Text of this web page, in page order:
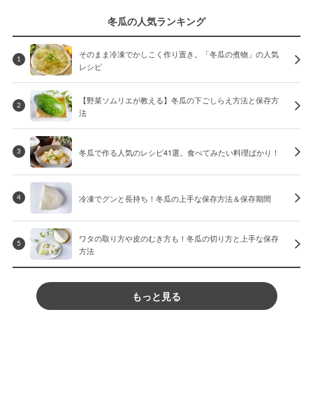
冬瓜の人気ランキング
1
そのまま冷凍でかしこく作り置き。「冬瓜の煮物」の人気
レシピ
2
【野菜ソムリエが教える】冬瓜の下ごしらえ方法と保存方
法
3 冬瓜で作る人気のレシピ41選。食べてみたい料理ばかり！
4 冷凍でグンと長持ち！冬瓜の上手な保存方法＆保存期間
5
ワタの取り方や皮のむき方も！冬瓜の切り方と上手な保存
方法
もっと見る